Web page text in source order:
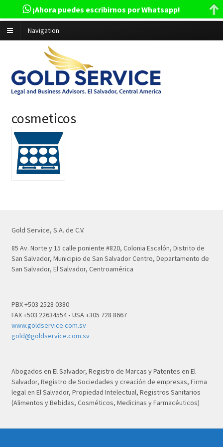
Navigation
cosmeticos
Gold Service, S.A. de C.V.
85 Av. Norte y 15 calle poniente #820, Colonia Escalón, Distrito de
San Salvador, Municipio de San Salvador Centro, Departamento de
San Salvador, El Salvador, Centroamérica
PBX +503 2528 0380
FAX +503 22634554 • USA +305 728 8667
www.goldservice.com.sv
gold@goldservice.com.sv
Abogados en El Salvador, Registro de Marcas y Patentes en El
Salvador, Registro de Sociedades y creación de empresas, Firma
legal en El Salvador, Propiedad Intelectual, Registros Sanitarios
(Alimentos y Bebidas, Cosméticos, Medicinas y Farmacéuticos)
¡Ahora puedes escribirnos por Whatsapp!